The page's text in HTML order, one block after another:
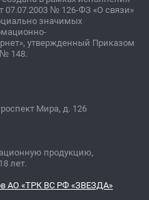
07.07.2003 № 126-ФЗ «О связи»
значимых
утвержденный Приказом
№ 148.
Мира, д. 126
продукцию,
лет.
АО «ТРК ВС РФ «ЗВЕЗДА»